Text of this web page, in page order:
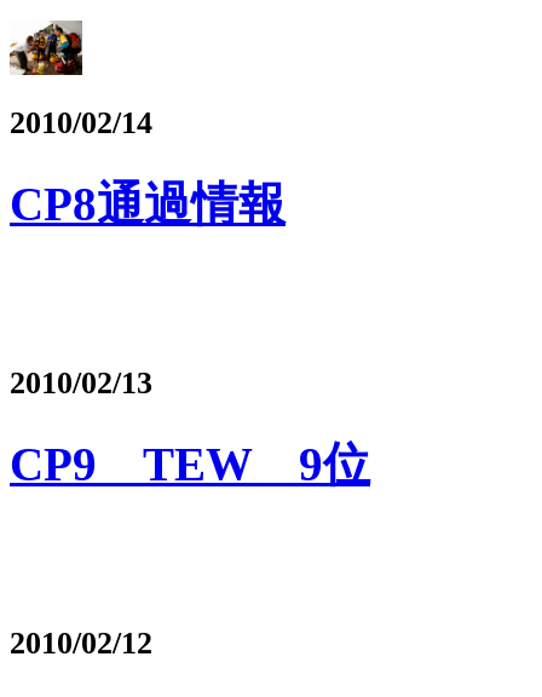
2010/02/14
CP8通過情報
2010/02/13
CP9 TEW 9位
2010/02/12